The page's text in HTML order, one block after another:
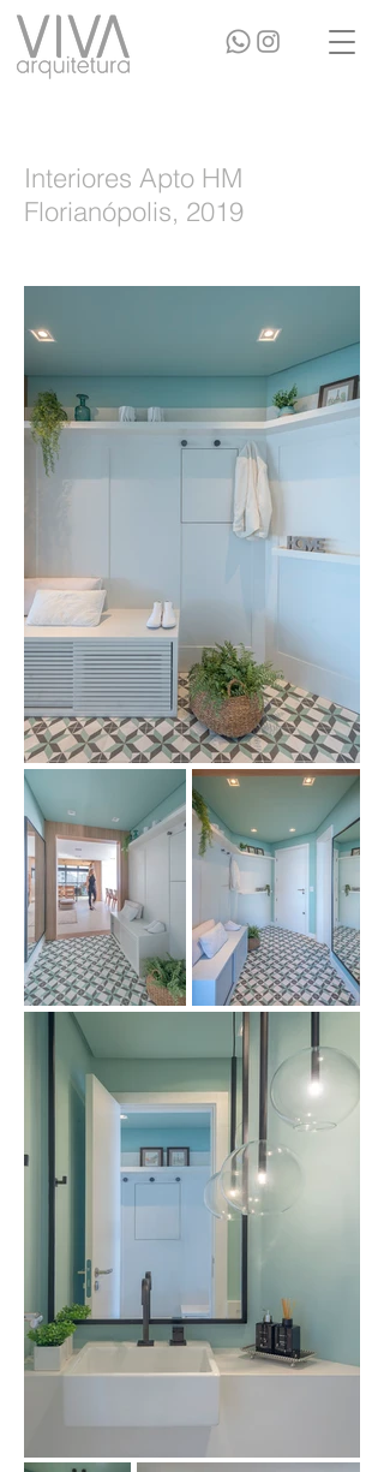
Interiores Apto HM
Florianópolis, 2019